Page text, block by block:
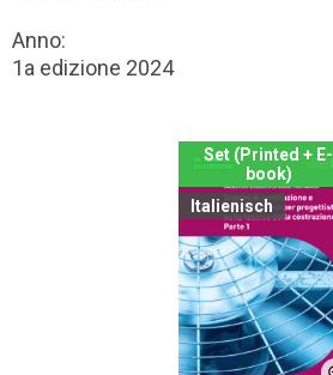
Anno:
1a edizione 2024
Set (Printed + E-
book)
Italienisch